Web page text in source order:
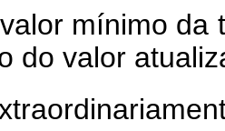
mínimo da
do valor